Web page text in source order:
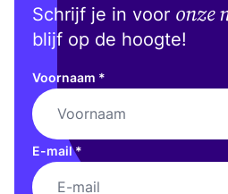
Schrijf je in voor onze
blijf op de hoogte!
Voornaam *
E-mail*